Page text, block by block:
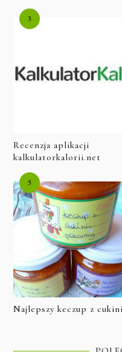
Recenzja aplikacji
kalkulatorkalorii.net
Najlepszy keczup z